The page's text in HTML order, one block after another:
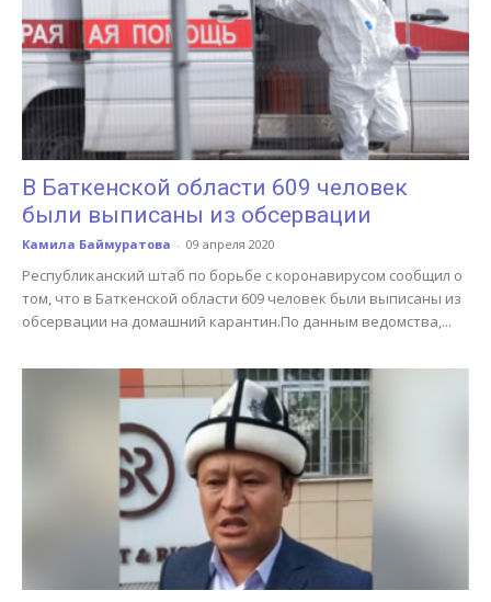
В Баткенской области 609 человек
были выписаны из обсервации
Камила Баймуратова - 09 апреля 2020
Республиканский штаб по борьбе с коронавирусом сообщил о
том, что в Баткенской области 609 человек были выписаны из
обсервации на домашний карантин.По данным ведомства,...